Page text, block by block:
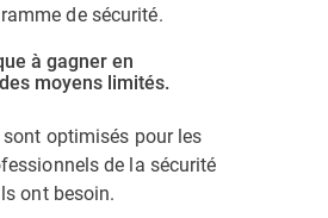
de sécurité.
à gagner en
moyens limités.
optimisés pour les
de la sécurité
ont besoin.